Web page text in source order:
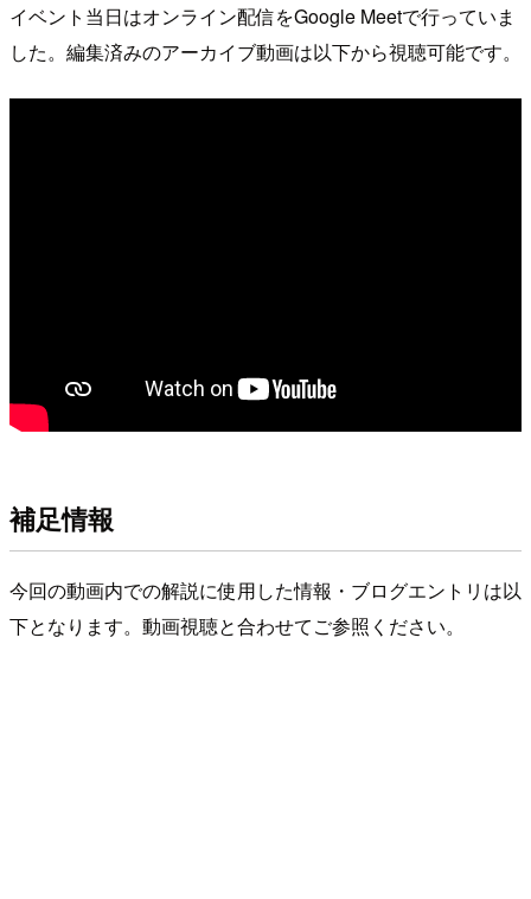
イベント当日はオンライン配信をGoogle Meetで行っていま
した。編集済みのアーカイブ動画は以下から視聴可能です。
補足情報
今回の動画内での解説に使用した情報・ブログエントリは以
下となります。動画視聴と合わせてご参照ください。